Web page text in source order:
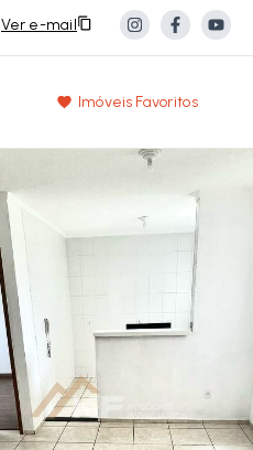
Ver e-mail
Imóveis Favoritos